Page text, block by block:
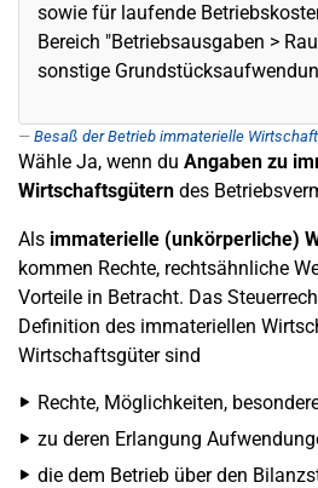
sowie für laufende
Bereich "Betriebsausgaben >
sonstige
Besaß der Betrieb immaterielle
Wähle Ja, wenn du Angaben zu
Wirtschaftsgütern des
Als immaterielle (unkörperliche)
kommen Rechte, rechtsähnliche
Vorteile in Betracht. Das
Definition des immateriellen
Wirtschaftsgüter sind
Rechte, Möglichkeiten,
zu deren Erlangung
die dem Betrieb über den